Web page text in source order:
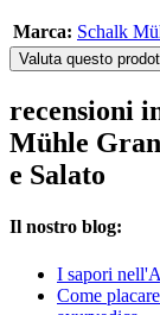
Marca: Schalk
Valuta questo
recensioni
Mühle
e Salato
Il nostro blog:
I sapori
Come